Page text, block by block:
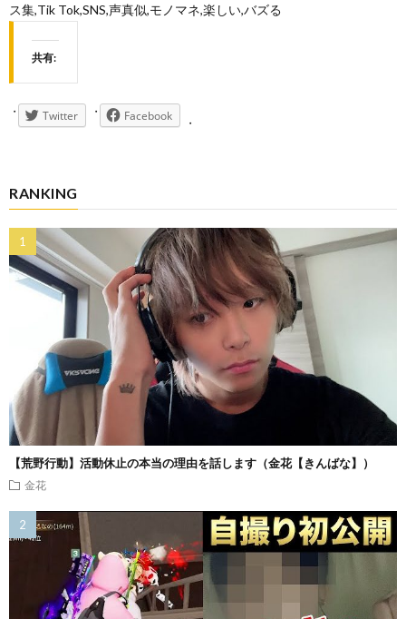
ス集,Tik Tok,SNS,声真似,モノマネ,楽しい,バズる
共有:
Twitter Facebook
RANKING
【荒野行動】活動休止の本当の理由を話します（金花【きんばな】）
金花